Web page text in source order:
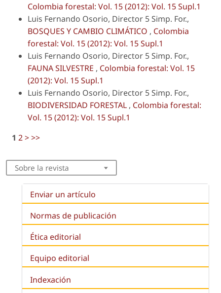
Colombia forestal: Vol. 15 (2012): Vol. 15 Supl.1
Luis Fernando Osorio, Director 5 Simp. For.,
BOSQUES Y CAMBIO CLIMÁTICO , Colombia
forestal: Vol. 15 (2012): Vol. 15 Supl.1
Luis Fernando Osorio, Director 5 Simp. For.,
FAUNA SILVESTRE , Colombia forestal: Vol. 15
(2012): Vol. 15 Supl.1
Luis Fernando Osorio, Director 5 Simp. For.,
BIODIVERSIDAD FORESTAL , Colombia forestal:
Vol. 15 (2012): Vol. 15 Supl.1
1 2>>>
Sobre la revista
Enviar un artículo
Normas de publicación
Ética editorial
Equipo editorial
Indexación